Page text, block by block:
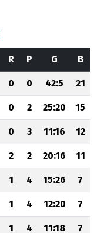
R P G B
0 0 42:5 21
0 2 25:20 15
0 3 11:16 12
2 2 20:16 11
1 4 15:26 7
1 4 12:20 7
1 4 11:18 7